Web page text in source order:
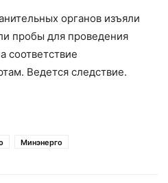
органов изъяли
пробы для проведения
соответствие
Ведется следствие.
Минэнерго